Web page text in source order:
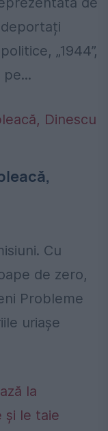
„1944”,
Cu
de zero,
Probleme
uriașe